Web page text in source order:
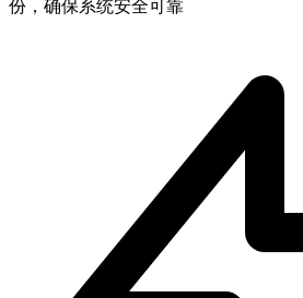
份，确保系统安全可靠